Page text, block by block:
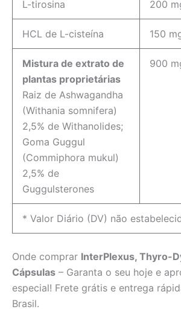
L-tirosina 200
HCL de L-cisteína 150
Mistura de extrato de
plantas proprietárias
Raiz de Ashwagandha
(Withania somnifera)
2,5% de Withanolides;
Goma Guggul
(Commiphora mukul)
2,5% de
Guggulsterones
900
* Valor Diário (DV) não
Onde comprar InterPlexus, Thyro-
Cápsulas – Garanta o seu hoje e
especial! Frete grátis e entrega
Brasil.